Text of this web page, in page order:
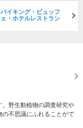
バイキング・ビュッフ
ェ・ホテルレストラン
。野生動植物の調査研究や
不思議にふれることがで